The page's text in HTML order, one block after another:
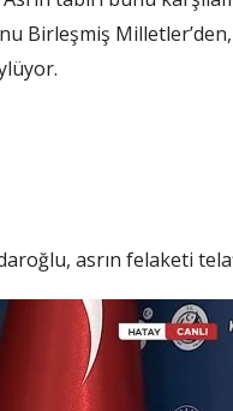
Birleşmiş
asrın felaketi